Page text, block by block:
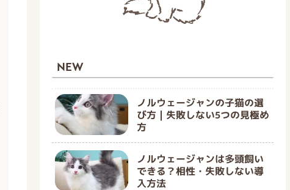
NEW
ノルウェージャンの子猫の選
び方｜失敗しない5つの見極め
方
ノルウェージャンは多頭飼い
できる？相性・失敗しない導
入方法